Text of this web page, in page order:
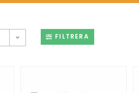
FILTRERA